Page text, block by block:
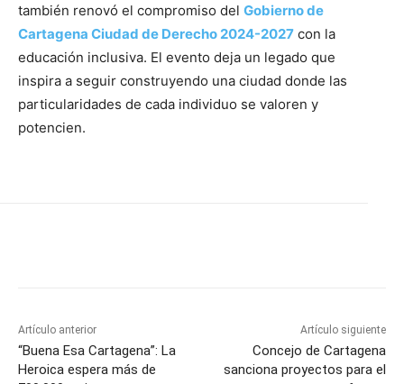
también renovó el compromiso del Gobierno de
Cartagena Ciudad de Derecho 2024-2027 con la
educación inclusiva. El evento deja un legado que
inspira a seguir construyendo una ciudad donde las
particularidades de cada individuo se valoren y
potencien.
Artículo anterior
“Buena Esa Cartagena”: La
Heroica espera más de
Artículo siguiente
Concejo de Cartagena
sanciona proyectos para el